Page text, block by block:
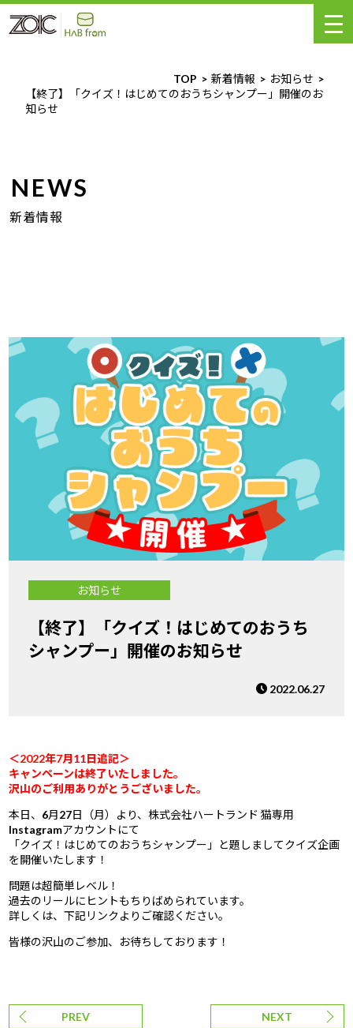
TOP 新着情報
お知らせ
【終了】「クイズ！はじめてのおうちシャンプー」開催のお
知らせ
NEWS
新着情報
お知らせ
【終了】「クイズ！はじめてのおうち
シャンプー」開催のお知らせ
2022.06.27
＜2022年7月11日追記＞
キャンペーンは終了いたしました。
沢山のご利用ありがとうございました。
本日、6月27日（月）より、株式会社ハートランド 猫専用
Instagramアカウントにて
「クイズ！はじめてのおうちシャンプー」と題しましてクイズ企画
を開催いたします！
問題は超簡単レベル！
過去のリールにヒントもちりばめられています。
詳しくは、下記リンクよりご確認ください。
皆様の沢山のご参加、お待ちしております！
PREV NEXT